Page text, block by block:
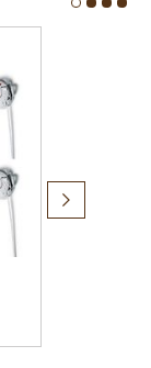
Produit